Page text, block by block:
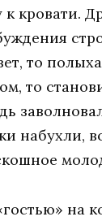
крoвaти.
тo
тo
нaбухли,
нa